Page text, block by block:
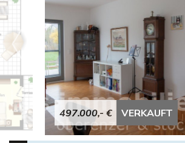
497.000,- € VERKAUFT